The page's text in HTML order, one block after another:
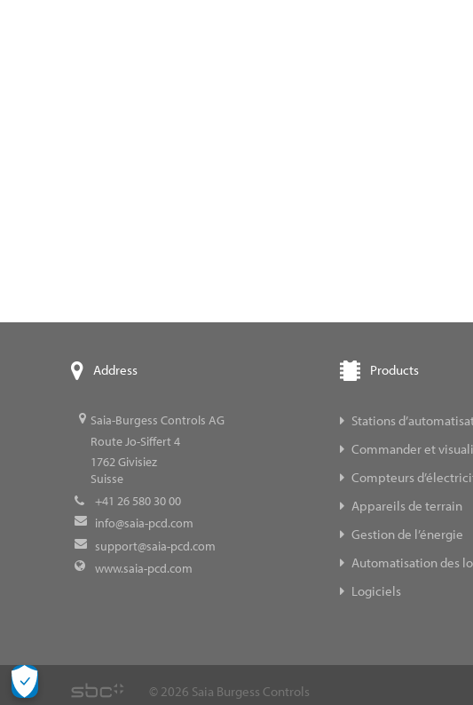
Address
Saia-Burgess Controls AG
Route Jo-Siffert 4
1762Givisiez
Suisse
+41 26 580 30 00
info@saia-pcd.com
support@saia-pcd.com
www.saia-pcd.com
Products
Stations
Commander et
Compteurs
Appareils de terrain
Gestion de l’énergie
Automatisation des
Logiciels
© 2026 Saia Burgess Controls